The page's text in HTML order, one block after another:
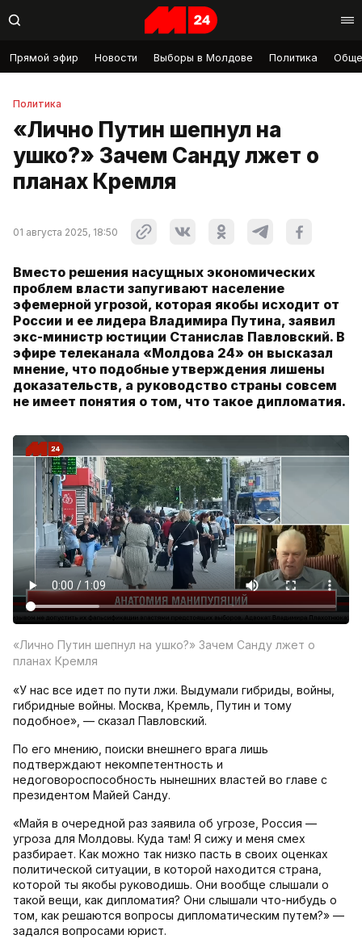
Прямой эфир Новости Выборы в Молдове Политика
Политика
«Лично Путин шепнул на
ушко?» Зачем Санду лжет о
планах Кремля
01 августа 2025, 18:50
Вместо решения насущных экономических
проблем власти запугивают население
эфемерной угрозой, которая якобы исходит от
России и ее лидера Владимира Путина, заявил
экс-министр юстиции Станислав Павловский. В
эфире телеканала «Молдова 24» он высказал
мнение, что подобные утверждения лишены
доказательств, а руководство страны совсем
не имеет понятия о том, что такое дипломатия.
«Лично Путин шепнул на ушко?» Зачем Санду лжет о
планах Кремля
«У нас все идет по пути лжи. Выдумали гибриды, войны,
гибридные войны. Москва, Кремль, Путин и тому
подобное», — сказал Павловский.
По его мнению, поиски внешнего врага лишь
подтверждают некомпетентность и
недоговороспособность нынешних властей во главе с
президентом Майей Санду.
«Майя в очередной раз заявила об угрозе, Россия —
угроза для Молдовы. Куда там! Я сижу и меня смех
разбирает. Как можно так низко пасть в своих оценках
политической ситуации, в которой находится страна,
которой ты якобы руководишь. Они вообще слышали о
такой вещи, как дипломатия? Они слышали что-нибудь о
том, как решаются вопросы дипломатическим путем?» —
задался вопросами юрист.